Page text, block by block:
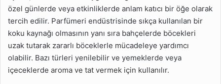
özel günlerde veya etkinliklerde anlam katıcı bir öğe olarak
tercih edilir. Parfümeri endüstrisinde sıkça kullanılan bir
koku kaynağı olmasının yanı sıra bahçelerde böcekleri
uzak tutarak zararlı böceklerle mücadeleye yardımcı
olabilir. Bazı türleri yenilebilir ve yemeklerde veya
içeceklerde aroma ve tat vermek için kullanılır.